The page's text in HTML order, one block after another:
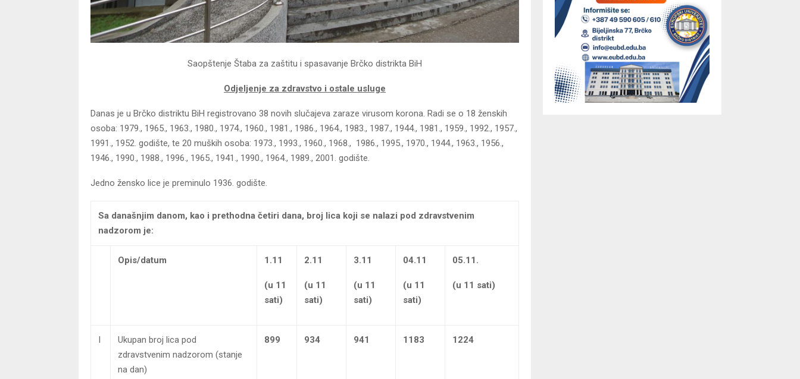
Saopštenje Štaba za zaštitu i spasavanje Brčko distrikta BiH
Odjeljenje za zdravstvo i ostale usluge
Danas je u Brčko distriktu BiH registrovano 38 novih slučajeva zaraze virusom korona. Radi se o 18 ženskih
osoba: 1979., 1965., 1963., 1980., 1974., 1960., 1981., 1986., 1964., 1983., 1987., 1944., 1981., 1959., 1992., 1957.,
1991., 1952. godište, te 20 muških osoba: 1973., 1993., 1960., 1968., 1986., 1995., 1970., 1944., 1963., 1956.,
1946., 1990., 1988., 1996., 1965., 1941., 1990., 1964., 1989., 2001. godište.
Jedno žensko lice je preminulo 1936. godište.
Sa današnjim danom, kao i prethodna četiri dana, broj lica koji se nalazi pod zdravstvenim
nadzorom je:
Opis/datum 1.11
(u 11
sati)
2.11
(u 11
sati)
3.11
(u 11
sati)
04.11
(u 11
sati)
05.11.
(u 11 sati)
I
Ukupan broj lica pod
zdravstvenim nadzorom (stanje
na dan)
899 934 941 1183 1224